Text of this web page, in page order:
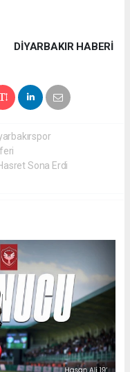
DIYARBAKIR HABERİ
Sona Erdi